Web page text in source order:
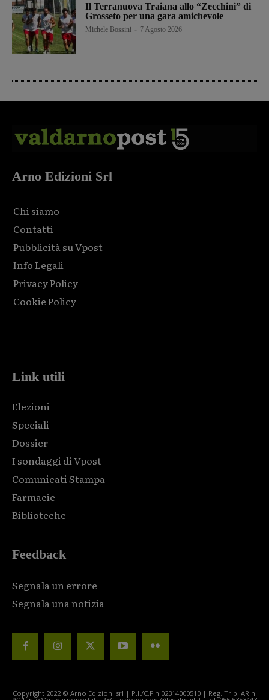
Il Terranuova Traiana allo “Zecchini” di
Grosseto per una gara amichevole
Michele Bossini 7 Agosto 2026
Arno Edizioni Srl
Chi siamo
Contatti
Pubblicità su Vpost
Info Legali
Privacy Policy
Cookie Policy
Link utili
Elezioni
Speciali
Dossier
I sondaggi di Vpost
Comunicati Stampa
Farmacie
Biblioteche
Feedback
Segnala un errore
Segnala una notizia
Copyright 2022 © Arno Edizioni srl | P.I./C.F n.02314000510 | Reg. Trib. AR n.